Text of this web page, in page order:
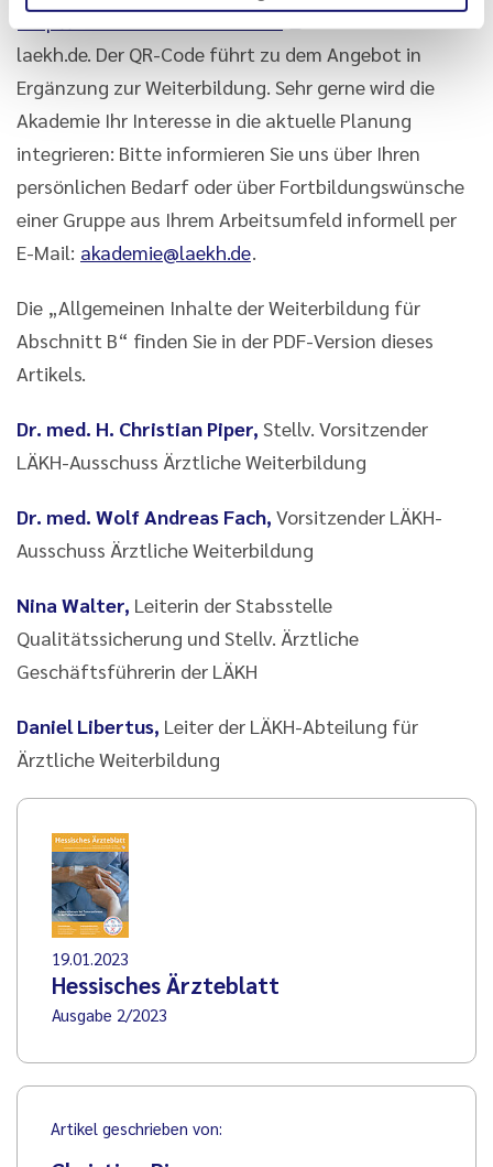
http://www.akademie-laekh.de
www.akademie-
laekh.de. Der QR-Code führt zu dem Angebot in
Ergänzung zur Weiterbildung. Sehr gerne wird die
Akademie Ihr Interesse in die aktuelle Planung
integrieren: Bitte informieren Sie uns über Ihren
persönlichen Bedarf oder über Fortbildungswünsche
einer Gruppe aus Ihrem Arbeitsumfeld informell per
E-Mail: akademie@laekh.de.
Die „Allgemeinen Inhalte der Weiterbildung für
Abschnitt B“ finden Sie in der PDF-Version dieses
Artikels.
Dr. med. H. Christian Piper, Stellv. Vorsitzender
LÄKH-Ausschuss Ärztliche Weiterbildung
Dr. med. Wolf Andreas Fach, Vorsitzender LÄKH-
Ausschuss Ärztliche Weiterbildung
Nina Walter, Leiterin der Stabsstelle
Qualitätssicherung und Stellv. Ärztliche
Geschäftsführerin der LÄKH
Daniel Libertus, Leiter der LÄKH-Abteilung für
Ärztliche Weiterbildung
19.01.2023
Hessisches Ärzteblatt
Ausgabe 2/2023
Artikel geschrieben von: